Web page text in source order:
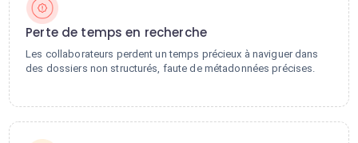
Perte de temps en recherche
Les collaborateurs perdent un temps précieux à naviguer dans
des dossiers non structurés, faute de métadonnées précises.